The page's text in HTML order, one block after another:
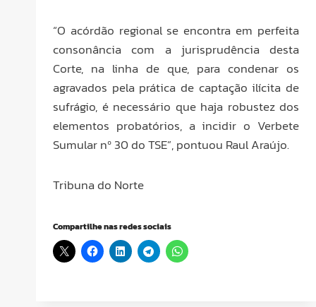
“O acórdão regional se encontra em perfeita
consonância com a jurisprudência desta
Corte, na linha de que, para condenar os
agravados pela prática de captação ilícita de
sufrágio, é necessário que haja robustez dos
elementos probatórios, a incidir o Verbete
Sumular nº 30 do TSE”, pontuou Raul Araújo.
Tribuna do Norte
Compartilhe nas redes sociais